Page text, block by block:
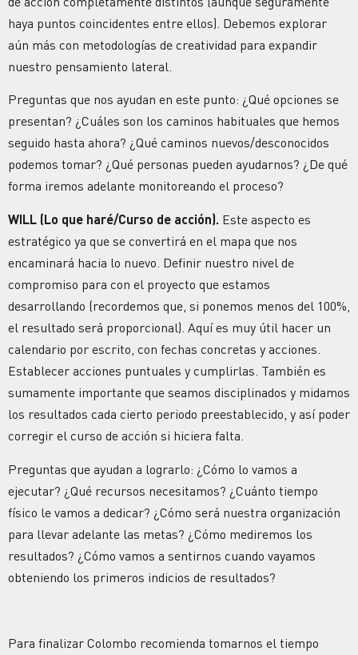
haya puntos coincidentes entre ellos). Debemos explorar
aún más con metodologías de creatividad para expandir
nuestro pensamiento lateral.
Preguntas que nos ayudan en este punto: ¿Qué opciones se
presentan? ¿Cuáles son los caminos habituales que hemos
seguido hasta ahora? ¿Qué caminos nuevos/desconocidos
podemos tomar? ¿Qué personas pueden ayudarnos? ¿De qué
forma iremos adelante monitoreando el proceso?
WILL (Lo que haré/Curso de acción). Este aspecto es
estratégico ya que se convertirá en el mapa que nos
encaminará hacia lo nuevo. Definir nuestro nivel de
compromiso para con el proyecto que estamos
desarrollando (recordemos que, si ponemos menos del 100%,
el resultado será proporcional). Aquí es muy útil hacer un
calendario por escrito, con fechas concretas y acciones.
Establecer acciones puntuales y cumplirlas. También es
sumamente importante que seamos disciplinados y midamos
los resultados cada cierto periodo preestablecido, y así poder
corregir el curso de acción si hiciera falta.
Preguntas que ayudan a lograrlo: ¿Cómo lo vamos a
ejecutar? ¿Qué recursos necesitamos? ¿Cuánto tiempo
físico le vamos a dedicar? ¿Cómo será nuestra organización
para llevar adelante las metas? ¿Cómo mediremos los
resultados? ¿Cómo vamos a sentirnos cuando vayamos
obteniendo los primeros indicios de resultados?
Para finalizar Colombo recomienda tomarnos el tiempo